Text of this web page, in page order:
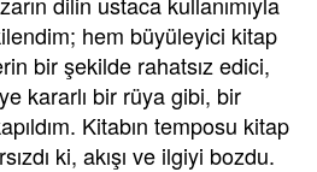
hem büyüleyici kitap
bir şekilde rahatsız edici,
kararlı bir rüya gibi, bir
Kitabın temposu kitap
ki, akışı ve ilgiyi bozdu.